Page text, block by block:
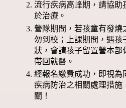
流行疾病高峰期，請協助
於治療。
營隊期間，若孩童有發燒
勿到校；上課期間，遇孩
狀，會請孩子留置營本部
帶回就醫。
經報名繳費成功，即視為
疾病防治之相關處理措施
關！